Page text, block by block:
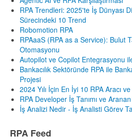
RPA Trendleri: 2025'te İş Dünyası
Sürecindeki 10 Trend
Robomotion RPA
RPAaaS (RPA as a Service): Bulut
Otomasyonu
Autopilot ve Copilot Entegrasyonu
Bankacılık Sektöründe RPA ile
Projesi
2024 Yılı İçin En İyi 10 RPA Aracı ve
RPA Developer İş Tanımı ve
İş Analizi Nedir - İş Analisti Görev
RPA Feed